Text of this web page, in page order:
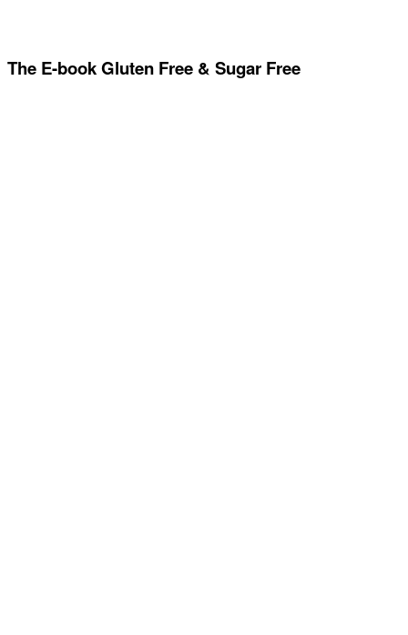
The E-book Gluten Free & Sugar Free